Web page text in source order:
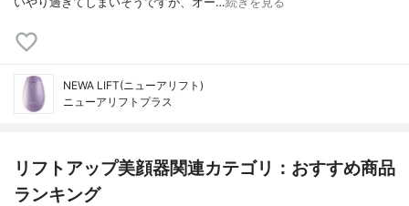
NEWA LIFT(ニューアリフト)
ニューアリフトプラス
リフトアップ美顔器関連カテゴリ：おすすめ商品
ランキング